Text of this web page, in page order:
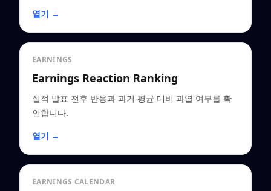
열기 →
EARNINGS
Earnings Reaction Ranking
실적 발표 전후 반응과 과거 평균 대비 과열 여부를 확
인합니다.
열기 →
EARNINGS CALENDAR